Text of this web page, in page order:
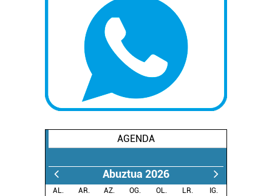
AGENDA
Abuztua 2026
AL. AR. AZ. OG. OL. LR.
IG.